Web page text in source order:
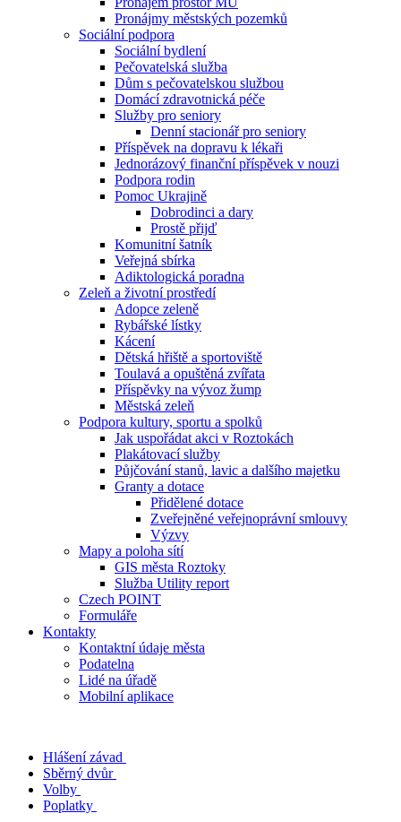
Pronájmy městských pozemků
Sociální podpora
Sociální bydlení
Pečovatelská služba
Dům s pečovatelskou službou
Domácí zdravotnická péče
Služby pro seniory
Denní stacionář pro seniory
Příspěvek na dopravu k lékaři
Jednorázový finanční příspěvek v nouzi
Podpora rodin
Pomoc Ukrajině
Dobrodinci a dary
Prostě přijď
Komunitní šatník
Veřejná sbírka
Adiktologická poradna
Zeleň a životní prostředí
Adopce zeleně
Rybářské lístky
Kácení
Dětská hřiště a sportoviště
Toulavá a opuštěná zvířata
Příspěvky na vývoz žump
Městská zeleň
Podpora kultury, sportu a spolků
Jak uspořádat akci v Roztokách
Plakátovací služby
Půjčování stanů, lavic a dalšího majetku
Granty a dotace
Přidělené dotace
Zveřejněné veřejnoprávní smlouvy
Výzvy
Mapy a poloha sítí
GIS města Roztoky
Služba Utility report
Czech POINT
Formuláře
Kontakty
Kontaktní údaje města
Podatelna
Lidé na úřadě
Mobilní aplikace
Hlášení závad
Sběrný dvůr
Volby
Poplatky